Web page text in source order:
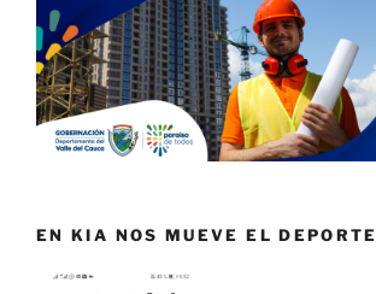
EN KIA NOS MUEVE EL DEPORTE